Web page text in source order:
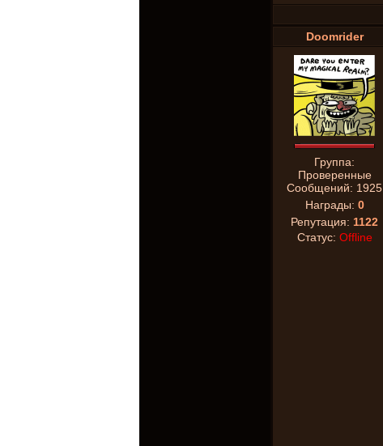
Doomrider
Группа:
Проверенные
Сообщений: 1925
Награды: 0
Репутация: 1122
Статус: Offline